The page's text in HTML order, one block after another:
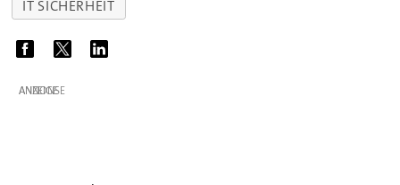
IT SICHERHEIT
ANZEIGE